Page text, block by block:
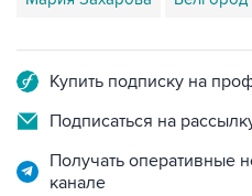
Купить подписку на
Подписаться на
Получать оперативные
канале